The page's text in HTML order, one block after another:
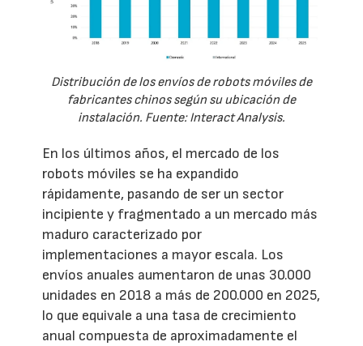
Distribución de los envíos de robots móviles de
fabricantes chinos según su ubicación de
instalación. Fuente: Interact Analysis.
En los últimos años, el mercado de los
robots móviles se ha expandido
rápidamente, pasando de ser un sector
incipiente y fragmentado a un mercado más
maduro caracterizado por
implementaciones a mayor escala. Los
envíos anuales aumentaron de unas 30.000
unidades en 2018 a más de 200.000 en 2025,
lo que equivale a una tasa de crecimiento
anual compuesta de aproximadamente el